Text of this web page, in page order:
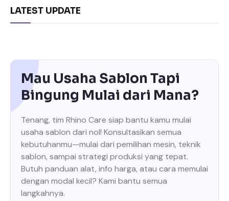
LATEST UPDATE
Mau Usaha Sablon Tapi
Bingung Mulai dari Mana?
Tenang, tim Rhino Care siap bantu kamu mulai
usaha sablon dari nol! Konsultasikan semua
kebutuhanmu—mulai dari pemilihan mesin, teknik
sablon, sampai strategi produksi yang tepat.
Butuh panduan alat, info harga, atau cara memulai
dengan modal kecil? Kami bantu semua
langkahnya.